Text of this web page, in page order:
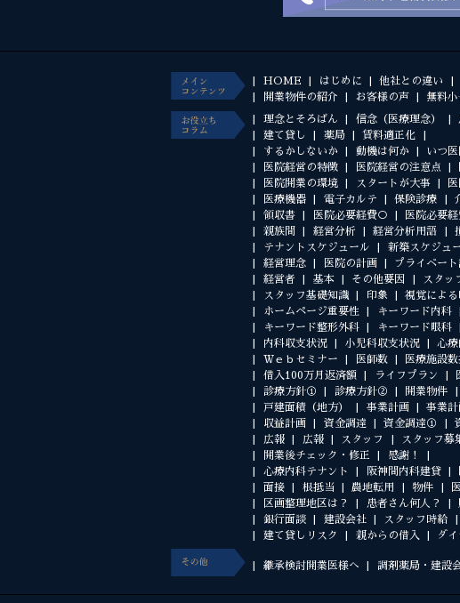
HOME はじめに 他社との違い
開業物件の紹介
お客様の声 無料
理念とそろばん 信念（医療理念）
建て貸し
薬局
賃料適正化
するかしないか
動機は何か いつ
医院経営の特徴
医院経営の注意点
医院開業の環境
スタートが大事
医療機器
電子カルテ 保険診療
領収書
医院必要経費○ 医院必要経
親族間
経営分析 経営分析用語
テナントスケジュール
新築スケジュ
経営理念
医院の計画
プライベー
経営者
基本 その他要因
スタッ
スタッフ基礎知識
印象 視覚による
ホームページ重要性
キーワード内科
キーワード整形外科
キーワード眼科
内科収支状況
小児科収支状況 心
Ｗｅｂセミナー
医師数 医療施設
借入100万月返済額
ライフプラン
診療方針①
診療方針② 開業物件
戸建面積（地方）
事業計画 事業計
収益計画
資金調達 資金調達①
広報
広報 スタッフ スタッフ募
開業後チェック・修正
感謝！
心療内科テナント
阪神間内科建貸
面接
根抵当 農地転用 物件
区画整理地区は？
患者さん何人？
銀行面談
建設会社 スタッフ時給
建て貸しリスク
親からの借入 ダ
継承検討開業医様へ 調剤薬局・建設